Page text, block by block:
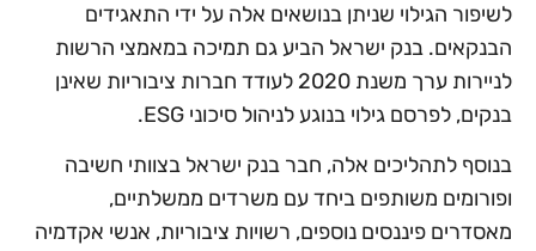
לשיפור הגילוי שניתן בנושאים אלה על ידי התאגידים
הבנקאים. בנק ישראל הביע גם תמיכה במאמצי הרשות
לניירות ערך משנת 2020 לעודד חברות ציבוריות שאינן
בנקים, לפרסם גילוי בנוגע לניהול סיכוני ESG.
בנוסף לתהליכים אלה, חבר בנק ישראל בצוותי חשיבה
ופורומים משותפים ביחד עם משרדים ממשלתיים,
מאסדרים פיננסים נוספים, רשויות ציבוריות, אנשי אקדמיה